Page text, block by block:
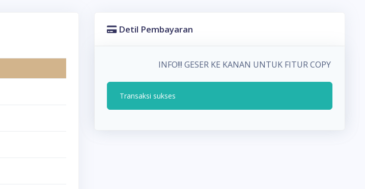
Detil Pembayaran
INFO!!! GESER KE KANAN UNTUK FITUR COPY PADA
Transaksi sukses